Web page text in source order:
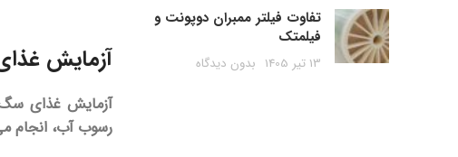
آزمایش
آزمایش غذای سگ
رسوب آب، انجام
تفاوت فیلتر ممبران دوپونت و
فیلمتک
13 تیر 1405 بدون دیدگاه